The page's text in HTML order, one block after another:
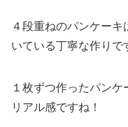
４段重ねのパンケー
いている丁寧な作りで
１枚ずつ作ったパン
リアル感ですね！